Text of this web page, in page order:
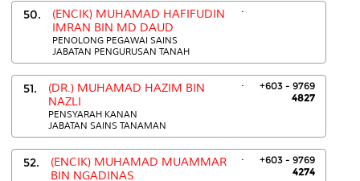
50.
(ENCIK) MUHAMAD HAFIFUDIN
IMRAN BIN MD DAUD
PENOLONG PEGAWAI SAINS
JABATAN PENGURUSAN TANAH
.
51.
(DR.) MUHAMAD HAZIM BIN
NAZLI
PENSYARAH KANAN
JABATAN SAINS TANAMAN
.
+603 - 9769
4827
52.
(ENCIK) MUHAMAD MUAMMAR
BIN NGADINAS
.
+603 - 9769
4274